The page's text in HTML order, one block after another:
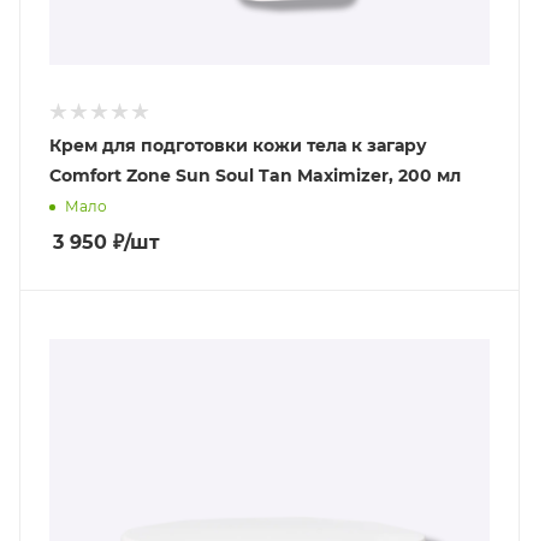
Крем для подготовки кожи тела к загару
Comfort Zone Sun Soul Tan Maximizer, 200 мл
Мало
3 950 ₽/шт